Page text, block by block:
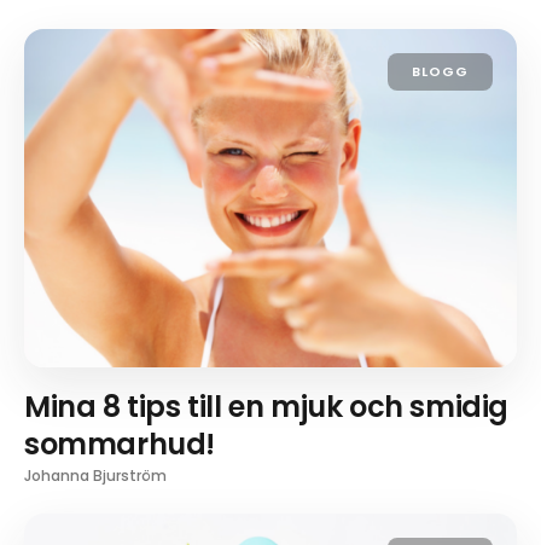
BLOGG
Mina 8 tips till en mjuk och smidig
sommarhud!
Johanna Bjurström